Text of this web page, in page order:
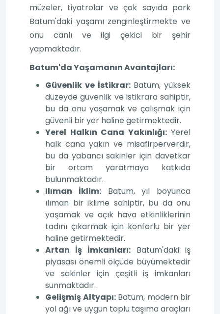
müzeler, tiyatrolar ve çok sayıda park
Batum'daki yaşamı zenginleştirmekte ve
onu canlı ve ilgi çekici bir şehir
yapmaktadır.
Batum'da Yaşamanın Avantajları:
Güvenlik ve İstikrar:Batum, yüksek
düzeyde güvenlik ve istikrara sahiptir,
bu da onu yaşamak ve çalışmak için
güvenli bir yer haline getirmektedir.
Yerel Halkın Cana Yakınlığı:Yerel
halk cana yakın ve misafirperverdir,
bu da yabancı sakinler için davetkar
bir ortam yaratmaya katkıda
bulunmaktadır.
Ilıman İklim:Batum, yıl boyunca
ılıman bir iklime sahiptir, bu da onu
yaşamak ve açık hava etkinliklerinin
tadını çıkarmak için konforlu bir yer
haline getirmektedir.
Artan İş İmkanları: Batum'daki iş
piyasası önemli ölçüde büyümektedir
ve sakinler için çeşitli iş imkanları
sunmaktadır.
Gelişmiş Altyapı:Batum, modern bir
yol ağı ve uygun toplu taşıma araçları